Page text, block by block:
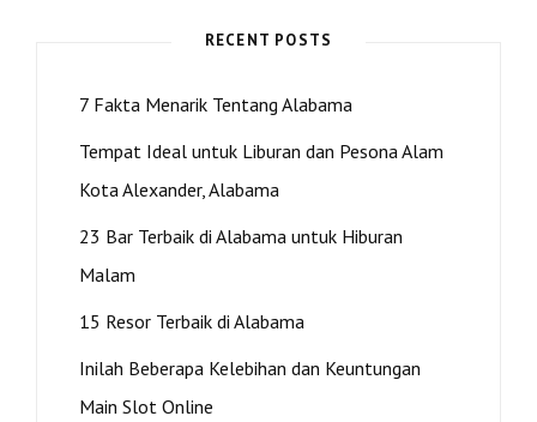
YANG
RECENT POSTS
7 Fakta Menarik Tentang Alabama
Tempat Ideal untuk Liburan dan Pesona Alam
Kota Alexander, Alabama
23 Bar Terbaik di Alabama untuk Hiburan
Malam
15 Resor Terbaik di Alabama
Inilah Beberapa Kelebihan dan Keuntungan
Main Slot Online